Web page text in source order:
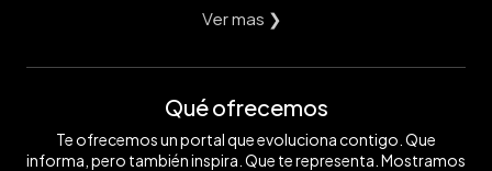
Ver mas ❯
Qué ofrecemos
Te ofrecemos un portal que evoluciona contigo. Que
informa, pero también inspira. Que te representa. Mostramos